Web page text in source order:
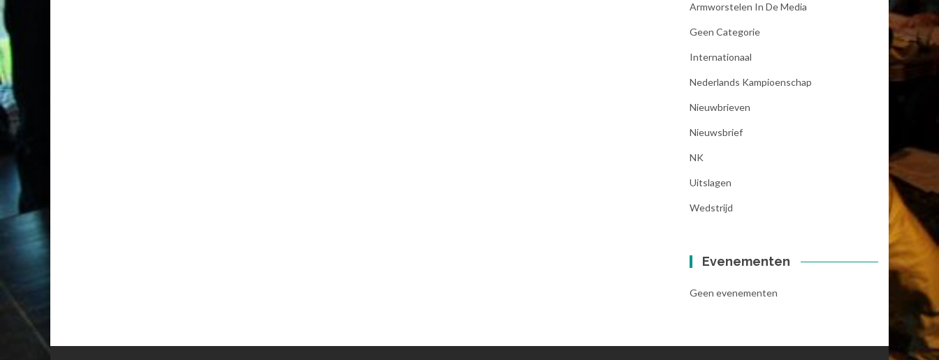
Armworstelen In De Media
Geen Categorie
Internationaal
Nederlands Kampioenschap
Nieuwbrieven
Nieuwsbrief
NK
Uitslagen
Wedstrijd
Evenementen
Geen evenementen